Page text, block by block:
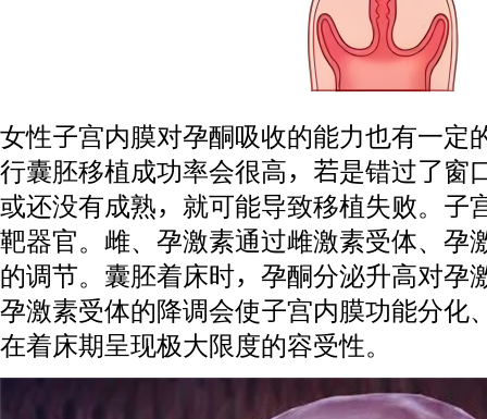
女性子宫内膜对孕酮吸收的能力也有一定
行囊胚移植成功率会很高，若是错过了窗
或还没有成熟，就可能导致移植失败。子
靶器官。雌、孕激素通过雌激素受体、孕
的调节。囊胚着床时，孕酮分泌升高对孕
孕激素受体的降调会使子宫内膜功能分化
在着床期呈现极大限度的容受性。